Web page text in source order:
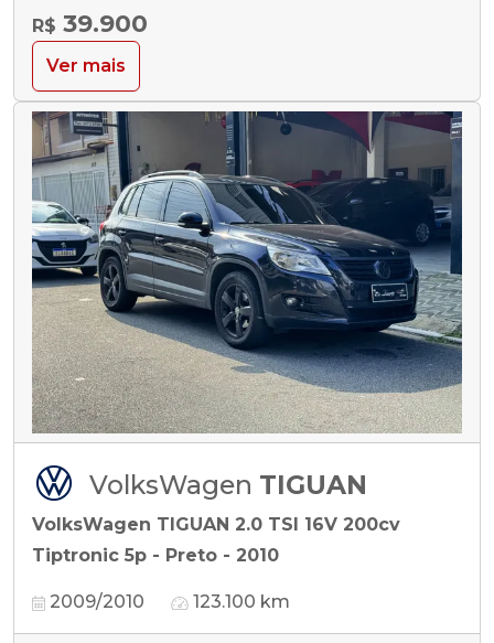
R$ 39.900
Ver mais
VolksWagen TIGUAN
VolksWagen TIGUAN 2.0 TSI 16V 200cv
Tiptronic 5p - Preto - 2010
2009/2010 123.100 km